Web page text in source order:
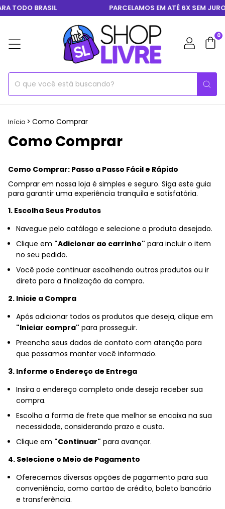
TODO BRASIL PARCELAMOS EM ATÉ 6X SEM
0
Início > Como Comprar
Como Comprar
Como Comprar: Passo a Passo Fácil e Rápido
Comprar em nossa loja é simples e seguro. Siga este guia
para garantir uma experiência tranquila e satisfatória.
1. Escolha Seus Produtos
Navegue pelo catálogo e selecione o produto desejado.
Clique em "Adicionar ao carrinho" para incluir o item
no seu pedido.
Você pode continuar escolhendo outros produtos ou ir
direto para a finalização da compra.
2. Inicie a Compra
Após adicionar todos os produtos que deseja, clique em
"Iniciar compra" para prosseguir.
Preencha seus dados de contato com atenção para
que possamos manter você informado.
3. Informe o Endereço de Entrega
Insira o endereço completo onde deseja receber sua
compra.
Escolha a forma de frete que melhor se encaixa na sua
necessidade, considerando prazo e custo.
Clique em "Continuar" para avançar.
4. Selecione o Meio de Pagamento
Oferecemos diversas opções de pagamento para sua
conveniência, como cartão de crédito, boleto bancário
e transferência.